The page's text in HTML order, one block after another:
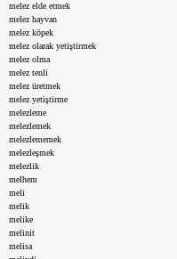
melez elde etmek
melez hayvan
melez köpek
melez olarak yetiştirmek
melez olma
melez tenli
melez üretmek
melez yetiştirme
melezleme
melezlemek
melezlememek
melezleşmek
melezlik
melhem
meli
melik
melike
melinit
melisa